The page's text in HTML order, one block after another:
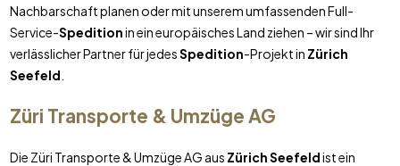
Nachbarschaft planen oder mit unserem umfassenden Full-
Service-Speditionin ein europäisches Land ziehen – wir sind Ihr
verlässlicher Partner für jedesSpedition-Projekt in Zürich
Seefeld
Züri Transporte & Umzüge AG
Die Züri Transporte & Umzüge AG aus Zürich Seefeldist ein